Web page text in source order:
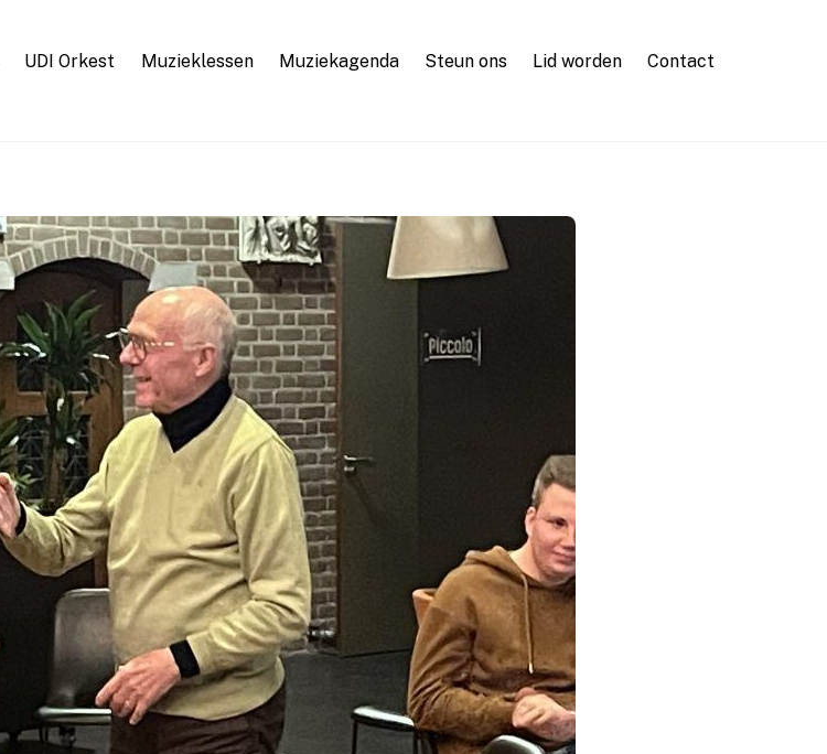
UDI Orkest Muzieklessen Muziekagenda Steun ons Lid worden Contact